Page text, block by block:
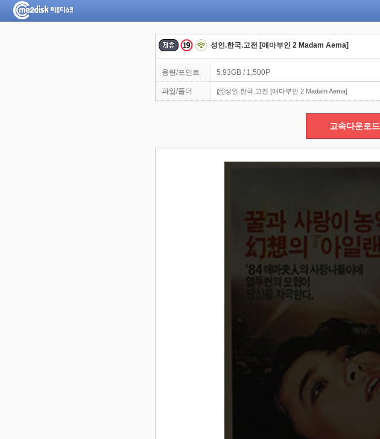
성인.한국.고전 [애마부인 2 Madam Aema]
용량/포인트 5.93GB / 1,500P
파일/폴더 성인.한국.고전 [애마부인 2 Madam Aema]
고속다운로드